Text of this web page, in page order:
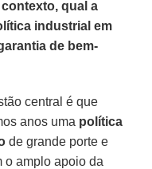
contexto, qual a
industrial em
de bem-
central é que
anos uma política
de grande porte e
o amplo apoio da